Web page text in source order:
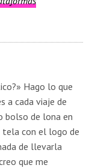
Hago lo que
a cada viaje de
bolso de lona en
tela con el logo de
de llevarla
que me